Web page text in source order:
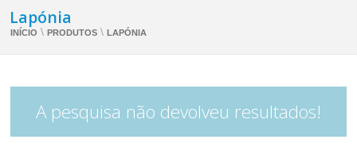
Lapónia
INÍCIO \ PRODUTOS \ LAPÓNIA
A pesquisa não devolveu resultados!